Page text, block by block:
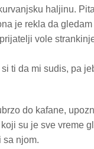
haljinu.
je rekla da
vole
si ti da mi sudis, pa
do kafane,
su je sve vreme
sa njom.